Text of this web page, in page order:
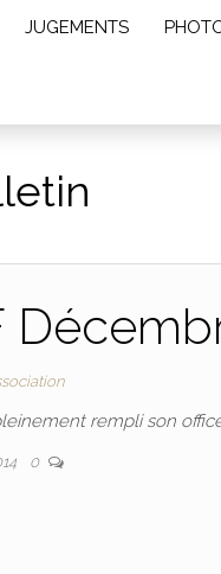
JUGEMENTS
rempli son
0